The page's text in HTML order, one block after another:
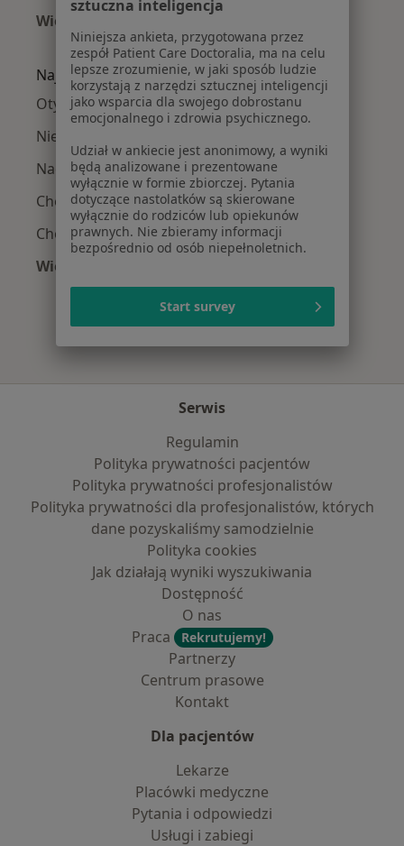
Więcej (7)
Więcej w kategorii: Dietetycy w pobliżu
Najczęście leczone choroby
Otyłość w Częstochowie
Niedoczynność tarczycy w Częstochowie
Nadwaga w Częstochowie
Choroba Hashimoto w Częstochowie
Choroby dietozależne w Częstochowie
Więcej (15)
Więcej w kategorii: Najczęście leczone
Serwis
Regulamin
Polityka prywatności pacjentów
Polityka prywatności profesjonalistów
Polityka prywatności dla profesjonalistów, których
dane pozyskaliśmy samodzielnie
Polityka cookies
Jak działają wyniki wyszukiwania
Dostępność
O nas
Praca
Rekrutujemy!
Partnerzy
Centrum prasowe
Kontakt
Dla pacjentów
Lekarze
Placówki medyczne
Pytania i odpowiedzi
Usługi i zabiegi
sztuczna inteligencja
Niniejsza ankieta, przygotowana przez
zespół Patient Care Doctoralia, ma na celu
lepsze zrozumienie, w jaki sposób ludzie
korzystają z narzędzi sztucznej inteligencji
jako wsparcia dla swojego dobrostanu
emocjonalnego i zdrowia psychicznego.
Udział w ankiecie jest anonimowy, a wyniki
będą analizowane i prezentowane
wyłącznie w formie zbiorczej. Pytania
dotyczące nastolatków są skierowane
wyłącznie do rodziców lub opiekunów
prawnych. Nie zbieramy informacji
bezpośrednio od osób niepełnoletnich.
Start survey